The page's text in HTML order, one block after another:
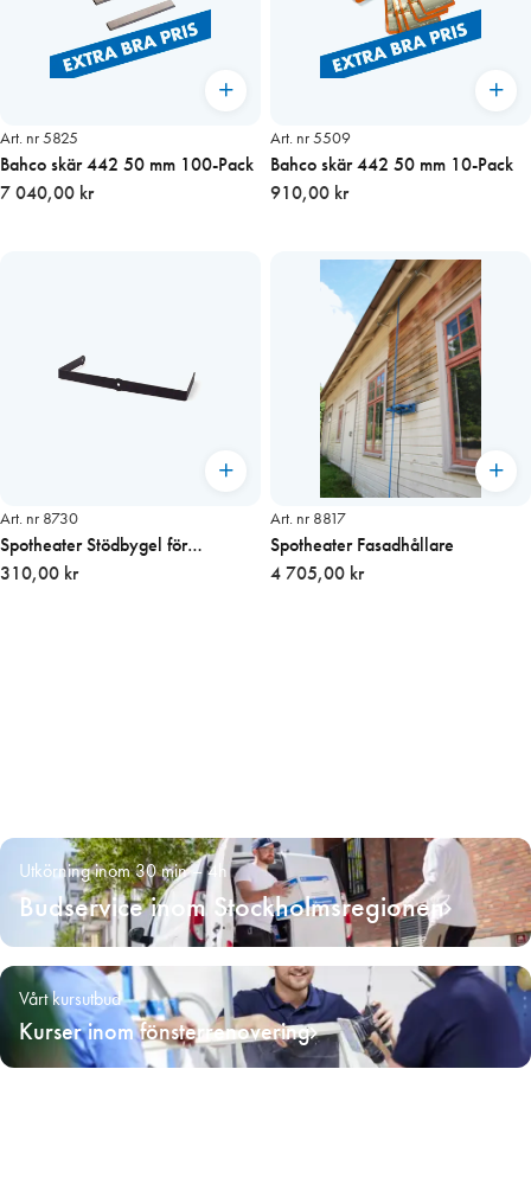
Art. nr 5825
Bahco skär 442 50 mm 100-Pack
7 040,00 kr
Art. nr 5509
Bahco skär 442 50 mm 10-Pack
910,00 kr
Art. nr 8730
Spotheater Stödbygel för
SH800/1000/2000
310,00 kr
Art. nr 8817
Spotheater Fasadhållare
4 705,00 kr
Utkörning inom 30 min – 4h
Budservice inom Stockholmsregionen
Vårt kursutbud
Kurser inom fönsterrenovering